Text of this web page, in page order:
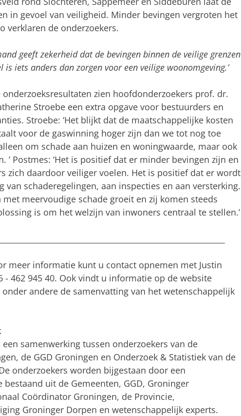
in gevoel van veiligheid. Minder bevingen vergroten het
verklaren de onderzoekers.
geeft zekerheid dat de bevingen binnen de veilige grenzen
iets anders dan zorgen voor een veilige woonomgeving.’
zien hoofdonderzoekers prof. dr.
Stroebe een extra opgave voor bestuurders en
Stroebe: ‘Het blijkt dat de maatschappelijke kosten
voor de gaswinning hoger zijn dan we tot nog toe
om schade aan huizen en woningwaarde, maar ook
’ Postmes: ‘Het is positief dat er minder bevingen zijn en
zich daardoor veiliger voelen. Het is positief dat er wordt
van schaderegelingen, aan inspecties en aan versterking.
meervoudige schade groeit en zij komen steeds
is om het welzijn van inwoners centraal te stellen.’
meer informatie kunt u contact opnemen met Justin
- 462 945 40. Ook vindt u informatie op de website
onder andere de samenvatting van het wetenschappelijk
samenwerking tussen onderzoekers van de
de GGD Groningen en Onderzoek & Statistiek van de
onderzoekers worden bijgestaan door een
uit de Gemeenten, GGD, Groninger
Coördinator Groningen, de Provincie,
Groninger Dorpen en wetenschappelijk experts.